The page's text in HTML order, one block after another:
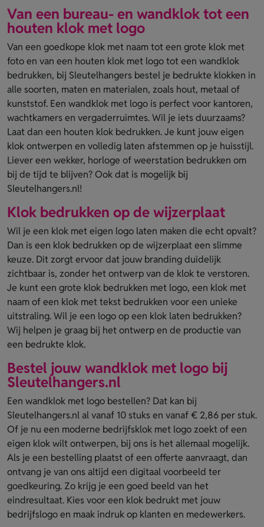
Van een bureau- en wandklok tot een
houten klok met logo
Van een goedkope klok met naam tot een grote klok met
foto en van een houten klok met logo tot een wandklok
bedrukken, bij Sleutelhangers bestel je bedrukte klokken in
alle soorten, maten en materialen, zoals hout, metaal of
kunststof. Een wandklok met logo is perfect voor kantoren,
wachtkamers en vergaderruimtes. Wil je iets duurzaams?
Laat dan een houten klok bedrukken. Je kunt jouw eigen
klok ontwerpen en volledig laten afstemmen op je huisstijl.
Liever een wekker, horloge of weerstation bedrukken om
bij de tijd te blijven? Ook dat is mogelijk bij
Sleutelhangers.nl!
Klok bedrukken op de wijzerplaat
Wil je een klok met eigen logo laten maken die echt opvalt?
Dan is een klok bedrukken op de wijzerplaat een slimme
keuze. Dit zorgt ervoor dat jouw branding duidelijk
zichtbaar is, zonder het ontwerp van de klok te verstoren.
Je kunt een grote klok bedrukken met logo, een klok met
naam of een klok met tekst bedrukken voor een unieke
uitstraling. Wil je een logo op een klok laten bedrukken?
Wij helpen je graag bij het ontwerp en de productie van
een bedrukte klok.
Bestel jouw wandklok met logo bij
Sleutelhangers.nl
Een wandklok met logo bestellen? Dat kan bij
Sleutelhangers.nl al vanaf 10 stuks en vanaf € 2,86 per stuk.
Of je nu een moderne bedrijfsklok met logo zoekt of een
eigen klok wilt ontwerpen, bij ons is het allemaal mogelijk.
Als je een bestelling plaatst of een offerte aanvraagt, dan
ontvang je van ons altijd een digitaal voorbeeld ter
goedkeuring. Zo krijg je een goed beeld van het
eindresultaat. Kies voor een klok bedrukt met jouw
bedrijfslogo en maak indruk op klanten en medewerkers.